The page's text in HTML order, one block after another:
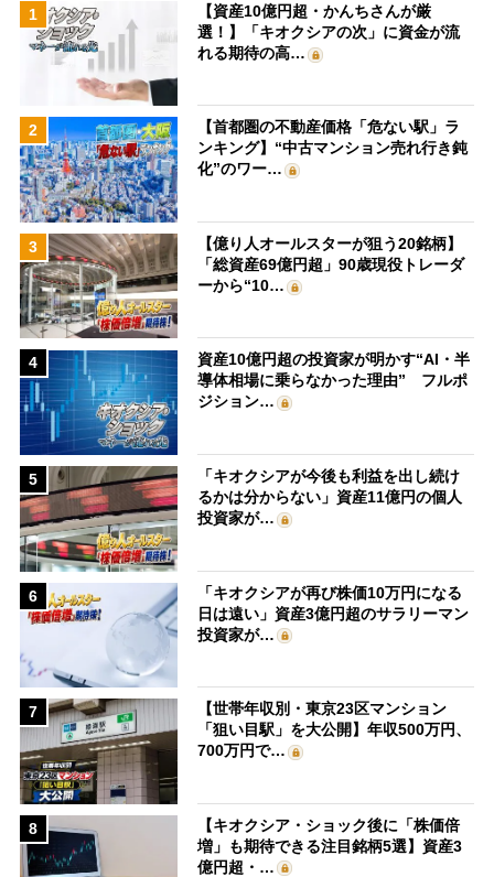
1
【資産10億円超・かんちさんが厳
選！】「キオクシアの次」に資金が流
れる期待の高…
2
【首都圏の不動産価格「危ない駅」ラ
ンキング】“中古マンション売れ行き鈍
化”のワー…
3
【億り人オールスターが狙う20銘柄】
「総資産69億円超」90歳現役トレーダ
ーから“10…
4
資産10億円超の投資家が明かす“AI・半
導体相場に乗らなかった理由” フルポ
ジション…
5
「キオクシアが今後も利益を出し続け
るかは分からない」資産11億円の個人
投資家が…
6
「キオクシアが再び株価10万円になる
日は遠い」資産3億円超のサラリーマン
投資家が…
7
【世帯年収別・東京23区マンション
「狙い目駅」を大公開】年収500万円、
700万円で…
8
【キオクシア・ショック後に「株価倍
増」も期待できる注目銘柄5選】資産3
億円超・…